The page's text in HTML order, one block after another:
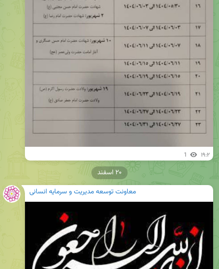
1 ۱۹:۲
معاونت توسعه مدیریت و سرمایه انسانی
۲۰ اسفند